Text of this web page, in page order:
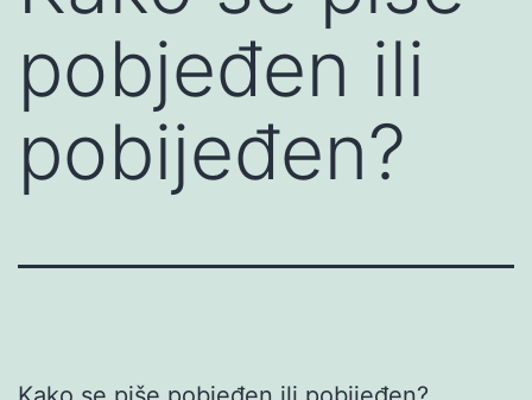
pobjeđen ili
pobijeđen?